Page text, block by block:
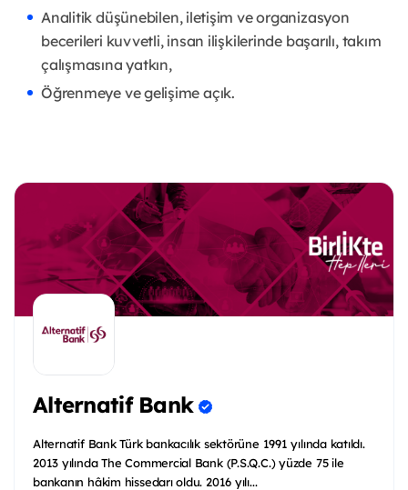
Analitik düşünebilen, iletişim ve organizasyon
becerileri kuvvetli, insan ilişkilerinde başarılı, takım
çalışmasına yatkın,
Öğrenmeye ve gelişime açık.
Alternatif Bank
Alternatif Bank Türk bankacılık sektörüne 1991 yılında katıldı.
2013 yılında The Commercial Bank (P.S.Q.C.) yüzde 75 ile
bankanın hâkim hissedarı oldu. 2016 yılı...